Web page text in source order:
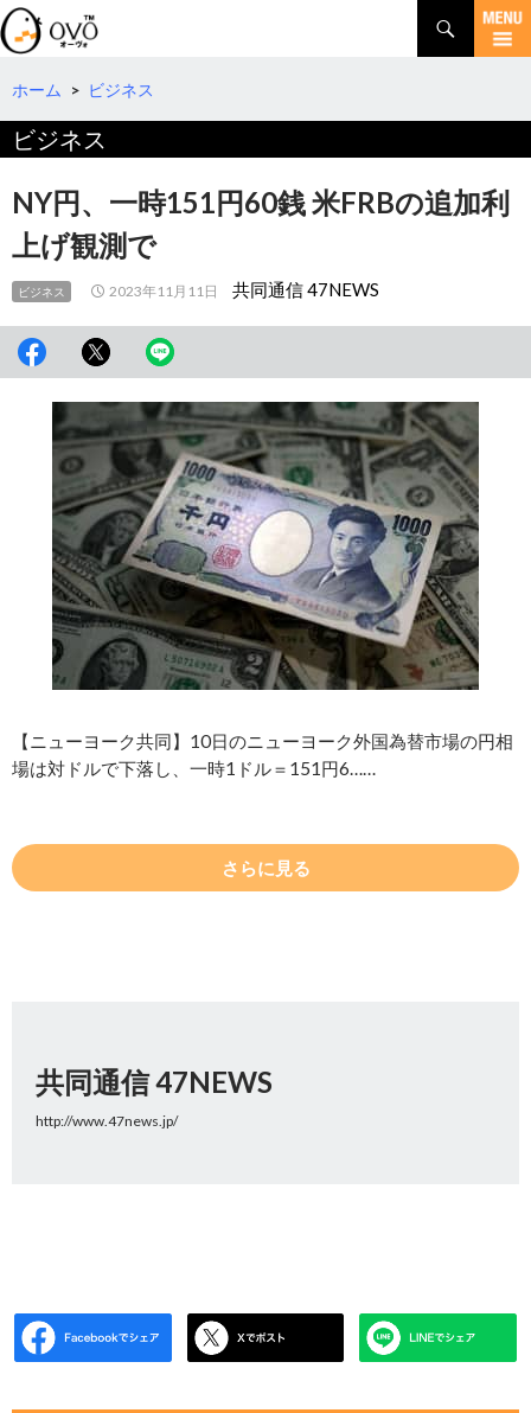
検
索
コ
テ
へ
移
動
ホーム > ビジネス
ビジネス
NY円、一時151円60銭 米FRBの追加利
上げ観測で
ビジネス 2023年11月11日 共同通信 47NEWS
【ニューヨーク共同】10日のニューヨーク外国為替市場の円相
場は対ドルで下落し、一時1ドル＝151円6……
さらに見る
共同通信 47NEWS
http://www.47news.jp/